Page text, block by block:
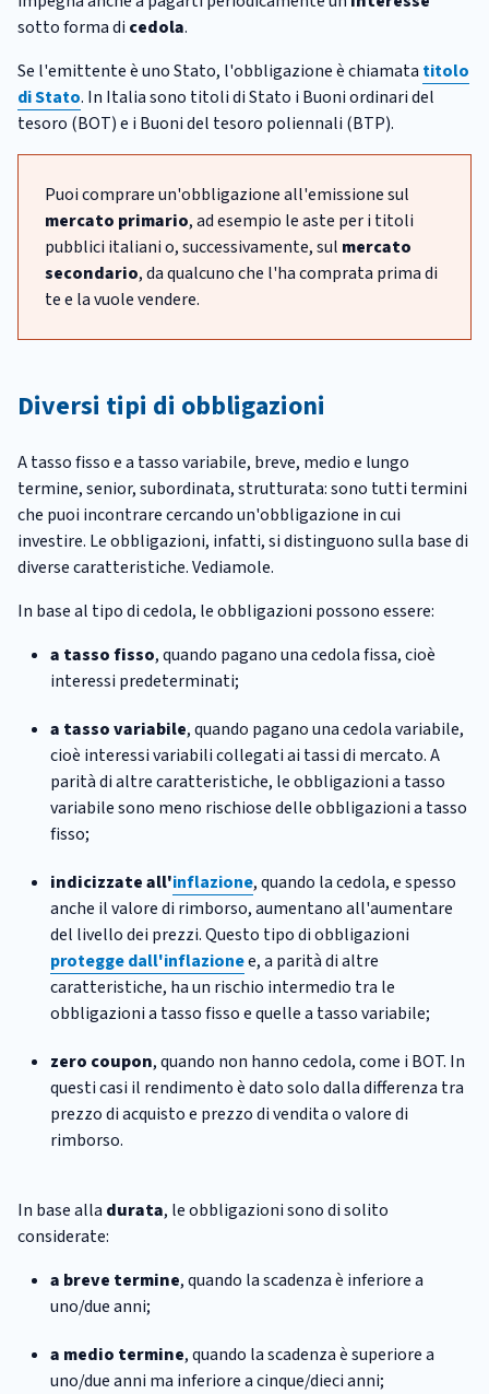
sotto forma di cedola.
Se l'emittente è uno Stato, l'obbligazione è chiamata titolo
di Stato. In Italia sono titoli di Stato i Buoni ordinari del
tesoro (BOT) e i Buoni del tesoro poliennali (BTP).
Puoi comprare un'obbligazione all'emissione sul
mercato primario, ad esempio le aste per i titoli
pubblici italiani o, successivamente, sul mercato
secondario, da qualcuno che l'ha comprata prima di
te e la vuole vendere.
Diversi tipi di obbligazioni
A tasso fisso e a tasso variabile, breve, medio e lungo
termine, senior, subordinata, strutturata: sono tutti termini
che puoi incontrare cercando un'obbligazione in cui
investire. Le obbligazioni, infatti, si distinguono sulla base di
diverse caratteristiche. Vediamole.
In base al tipo di cedola, le obbligazioni possono essere:
a tasso fisso, quando pagano una cedola fissa, cioè
interessi predeterminati;
a tasso variabile, quando pagano una cedola variabile,
cioè interessi variabili collegati ai tassi di mercato. A
parità di altre caratteristiche, le obbligazioni a tasso
variabile sono meno rischiose delle obbligazioni a tasso
fisso;
indicizzate all'inflazione, quando la cedola, e spesso
anche il valore di rimborso, aumentano all'aumentare
del livello dei prezzi. Questo tipo di obbligazioni
protegge dall'inflazionee, a parità di altre
caratteristiche, ha un rischio intermedio tra le
obbligazioni a tasso fisso e quelle a tasso variabile;
zero coupon, quando non hanno cedola, come i BOT. In
questi casi il rendimento è dato solo dalla differenza tra
prezzo di acquisto e prezzo di vendita o valore di
rimborso.
In base alla durata, le obbligazioni sono di solito
considerate:
a breve termine, quando la scadenza è inferiore a
uno/due anni;
a medio termine, quando la scadenza è superiore a
uno/due anni ma inferiore a cinque/dieci anni;